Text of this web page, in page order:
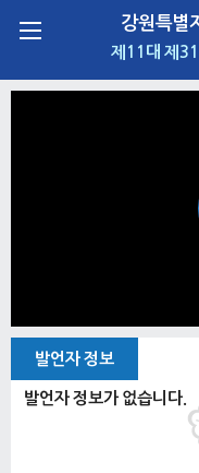
강원특별
제11대 제
발언자 정보
발언자 정보가 없습니다.